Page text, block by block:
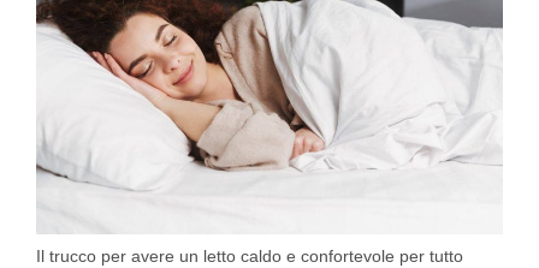
Il trucco per avere un letto caldo e confortevole per tutto